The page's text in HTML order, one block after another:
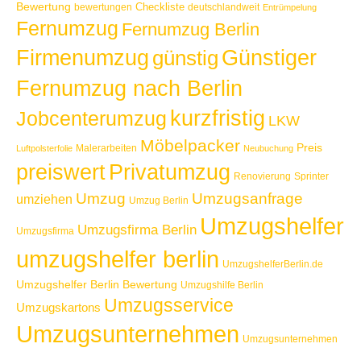
Bewertung bewertungen Checkliste deutschlandweit Entrümpelung
Fernumzug Fernumzug Berlin
Firmenumzug günstig Günstiger
Fernumzug nach Berlin
Jobcenterumzug kurzfristig LKW
Luftpolsterfolie Malerarbeiten Möbelpacker Neubuchung Preis
preiswert Privatumzug Renovierung Sprinter
umziehen Umzug Umzug Berlin Umzugsanfrage
Umzugsfirma Umzugsfirma Berlin Umzugshelfer
umzugshelfer berlin UmzugshelferBerlin.de
Umzugshelfer Berlin Bewertung Umzugshilfe Berlin
Umzugskartons Umzugsservice
Umzugsunternehmen Umzugsunternehmen